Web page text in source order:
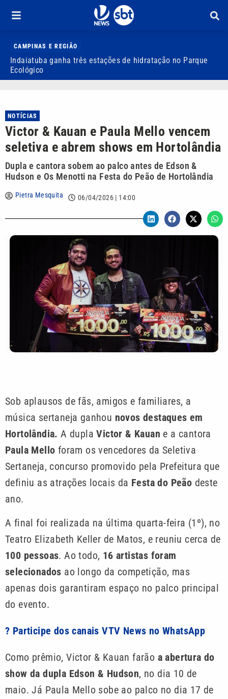
CAMPINAS E REGIÃO
Indaiatuba ganha três estações de hidratação no Parque
Ecológico
NOTÍCIAS
Victor & Kauan e Paula Mello vencem
seletiva e abrem shows em Hortolândia
Dupla e cantora sobem ao palco antes de Edson &
Hudson e Os Menotti na Festa do Peão de Hortolândia
Pietra Mesquita 06/04/2026 | 14:00
Sob aplausos de fãs, amigos e familiares, a
música sertaneja ganhou novos destaques em
Hortolândia.A duplaVictor & Kauan e a cantora
Paula Mello foram os vencedores da Seletiva
Sertaneja, concurso promovido pela Prefeitura que
definiu as atrações locais da Festa do Peão deste
ano.
A final foi realizada na última quarta-feira (1º), no
Teatro Elizabeth Keller de Matos, e reuniu cerca de
100 pessoas. Ao todo, 16 artistas foram
selecionados ao longo da competição, mas
apenas dois garantiram espaço no palco principal
do evento.
? Participe dos canais VTV News no WhatsApp
Como prêmio, Victor & Kauan farão a abertura do
show da dupla Edson & Hudson, no dia 10 de
maio. Já Paula Mello sobe ao palco no dia 17 de